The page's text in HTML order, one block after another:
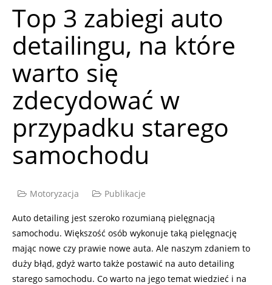
Top 3 zabiegi auto
detailingu, na które
warto się
zdecydować w
przypadku starego
samochodu
Motoryzacja Publikacje
Auto detailing jest szeroko rozumianą pielęgnacją
samochodu. Większość osób wykonuje taką pielęgnację
mając nowe czy prawie nowe auta. Ale naszym zdaniem to
duży błąd, gdyż warto także postawić na auto detailing
starego samochodu. Co warto na jego temat wiedzieć i na